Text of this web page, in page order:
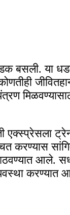
बसली. या
जीवितहानी
एक्स्प्रेसला
करण्यास
आले.